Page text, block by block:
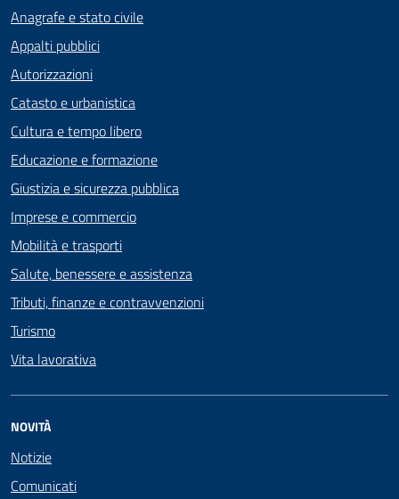
Anagrafe e stato civile
Appalti pubblici
Autorizzazioni
Catasto e urbanistica
Cultura e tempo libero
Educazione e formazione
Giustizia e sicurezza pubblica
Imprese e commercio
Mobilità e trasporti
Salute, benessere e assistenza
Tributi, finanze e contravvenzioni
Turismo
Vita lavorativa
NOVITÀ
Notizie
Comunicati